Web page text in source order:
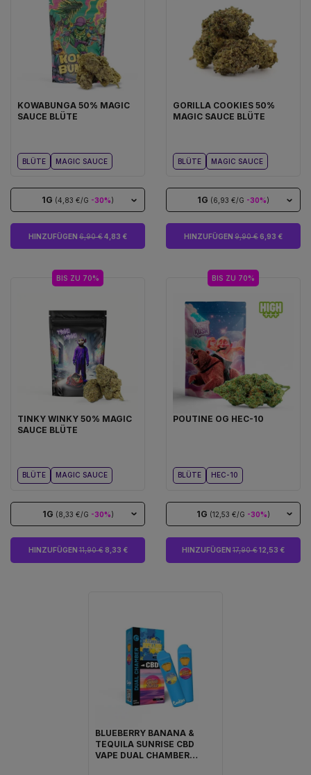
KOWABUNGA 50% MAGIC
SAUCE BLÜTE
BLÜTE MAGIC SAUCE
1G (4,83 €/G -30%)
HINZUFÜGEN 6,90 €4,83 €
GORILLA COOKIES 50%
MAGIC SAUCE BLÜTE
BLÜTE MAGIC SAUCE
1G (6,93 €/G -30%)
HINZUFÜGEN 9,90 €6,93 €
BIS ZU 70%
TINKY WINKY 50% MAGIC
SAUCE BLÜTE
BLÜTE MAGIC SAUCE
1G (8,33 €/G -30%)
HINZUFÜGEN11,90 €8,33 €
BIS ZU 70%
POUTINE OG HEC-10
BLÜTE HEC-10
1G (12,53 €/G -30%)
HINZUFÜGEN 17,90 €12,53 €
BLUEBERRY BANANA &
TEQUILA SUNRISE CBD
VAPE DUAL CHAMBER